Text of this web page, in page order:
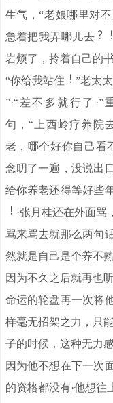
生气，“老娘哪里对
急着把我弄哪儿去
岩烦了，拎着自己的
“你给我站住
”老太
”·“差不多就行了
句，“上西岭疗养院
老，哪个好你自己看
念叨了一遍，没说出
给你养老还得等好些
·张月桂还在外面骂
骂来骂去就那么两句
然就是自己是个养不
因为不久之后就再也
命运的轮盘再一次将
样毫无招架之力，只
子的时候，这种无力
因为他不想在下一次
的资格都没有·他想